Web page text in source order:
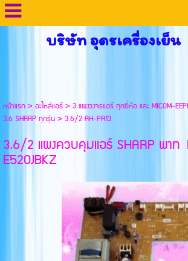
บริษัท อุดรเครื่องเย็
หน้าแรก>อะไหล่แอร์>3 แผงวงจรแอร์ ทุกยี่ห้อ และ MICOM-
3.6 SHARP ทุกรุ่น>3.6/2 AH-PA13
3.6/2 แผงควบคุมแอร์ SHARP พาท
E520JBKZ